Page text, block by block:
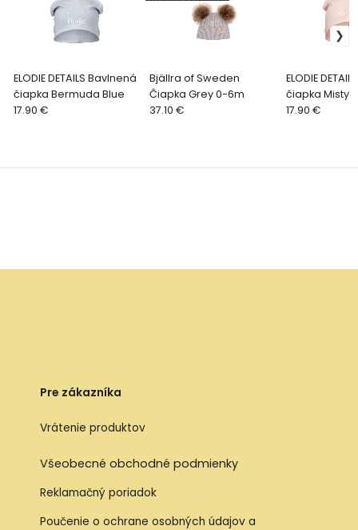
ELODIE DETAILS Bavlnená
čiapka Bermuda Blue
17.90 €
Bjällra of Sweden
Čiapka Grey 0-6m
37.10 €
ELODIE
čiapka Misty
17.90 €
Pre zákazníka
Vrátenie produktov
Všeobecné obchodné podmienky
Reklamačný poriadok
Poučenie o ochrane osobných údajov a